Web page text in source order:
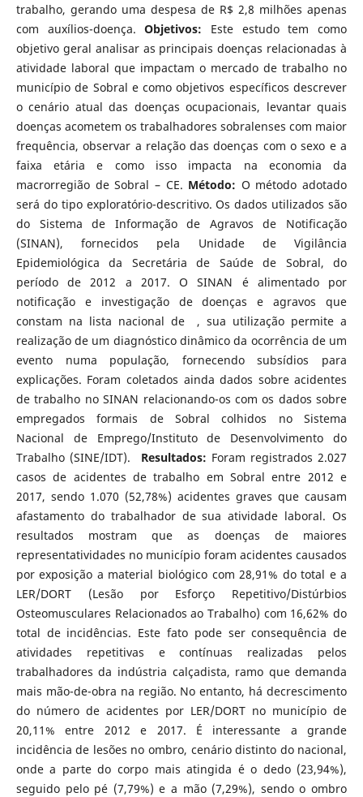
trabalho, gerando uma despesa de R$ 2,8 milhões apenas
com auxílios-doença.Objetivos: Este estudo tem como
objetivo geral analisar as principais doenças relacionadas à
atividade laboral que impactam o mercado de trabalho no
município de Sobral e como objetivos específicos descrever
o cenário atual das doenças ocupacionais, levantar quais
doenças acometem os trabalhadores sobralenses com maior
frequência, observar a relação das doenças com o sexo e a
faixa etária e como isso impacta na economia da
macrorregião de Sobral – CE. Método: O método adotado
será do tipo exploratório-descritivo. Os dados utilizados são
do Sistema de Informação de Agravos de Notificação
(SINAN), fornecidos pela Unidade de Vigilância
Epidemiológica da Secretária de Saúde de Sobral, do
período de 2012 a 2017. O SINAN é alimentado por
notificação e investigação de doenças e agravos que
constam na lista nacional de , sua utilização permite a
realização de um diagnóstico dinâmico da ocorrência de um
evento numa população, fornecendo subsídios para
explicações. Foram coletados ainda dados sobre acidentes
de trabalho no SINAN relacionando-os com os dados sobre
empregados formais de Sobral colhidos no Sistema
Nacional de Emprego/Instituto de Desenvolvimento do
Trabalho (SINE/IDT). Resultados: Foram registrados 2.027
casos de acidentes de trabalho em Sobral entre 2012 e
2017, sendo 1.070 (52,78%) acidentes graves que causam
afastamento do trabalhador de sua atividade laboral. Os
resultados mostram que as doenças de maiores
representatividades no município foram acidentes causados
por exposição a material biológico com 28,91% do total e a
LER/DORT (Lesão por Esforço Repetitivo/Distúrbios
Osteomusculares Relacionados ao Trabalho) com 16,62% do
total de incidências. Este fato pode ser consequência de
atividades repetitivas e contínuas realizadas pelos
trabalhadores da indústria calçadista, ramo que demanda
mais mão-de-obra na região. No entanto, há decrescimento
do número de acidentes por LER/DORT no município de
20,11% entre 2012 e 2017. É interessante a grande
incidência de lesões no ombro, cenário distinto do nacional,
onde a parte do corpo mais atingida é o dedo (23,94%),
seguido pelo pé (7,79%) e a mão (7,29%), sendo o ombro